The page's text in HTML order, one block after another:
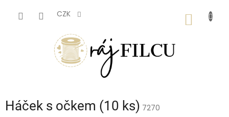
CZK
Háček s očkem (10 ks) 7270